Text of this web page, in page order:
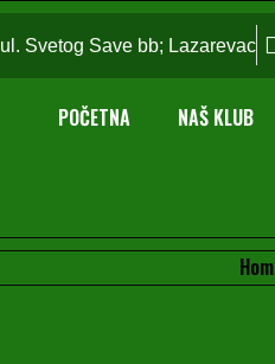
ul. Svetog Save bb; Lazarevac
POČETNA NAŠ KLUB